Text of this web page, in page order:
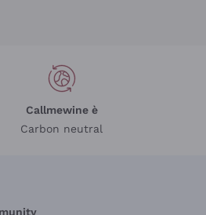
Callmewine è
Carbon neutral